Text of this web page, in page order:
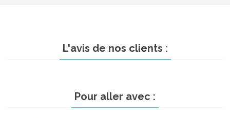
L'avis de nos clients :
Pour aller avec :